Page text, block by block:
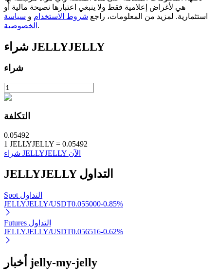
تعرف على كيفية كسب الدخل السلبي
Bitrue
هي لأغراض إعلامية فقط ولا ينبغي اعتبارها نصيحة مالية أو
استثمارية. لمزيد من المعلومات، راجع شروط الاستخدام و سياسة
الخصوصية .
شراء JELLYJELLY
شراء
التكلفة
0.05492
1 JELLYJELLY = 0.05492
شراء JELLYJELLY الآن
JELLYJELLY التداول
Spot التداول
JELLYJELLY/USDT0.055000-0.85%
Futures التداول
JELLYJELLY/USDT0.056516-0.62%
أخبار jelly-my-jelly